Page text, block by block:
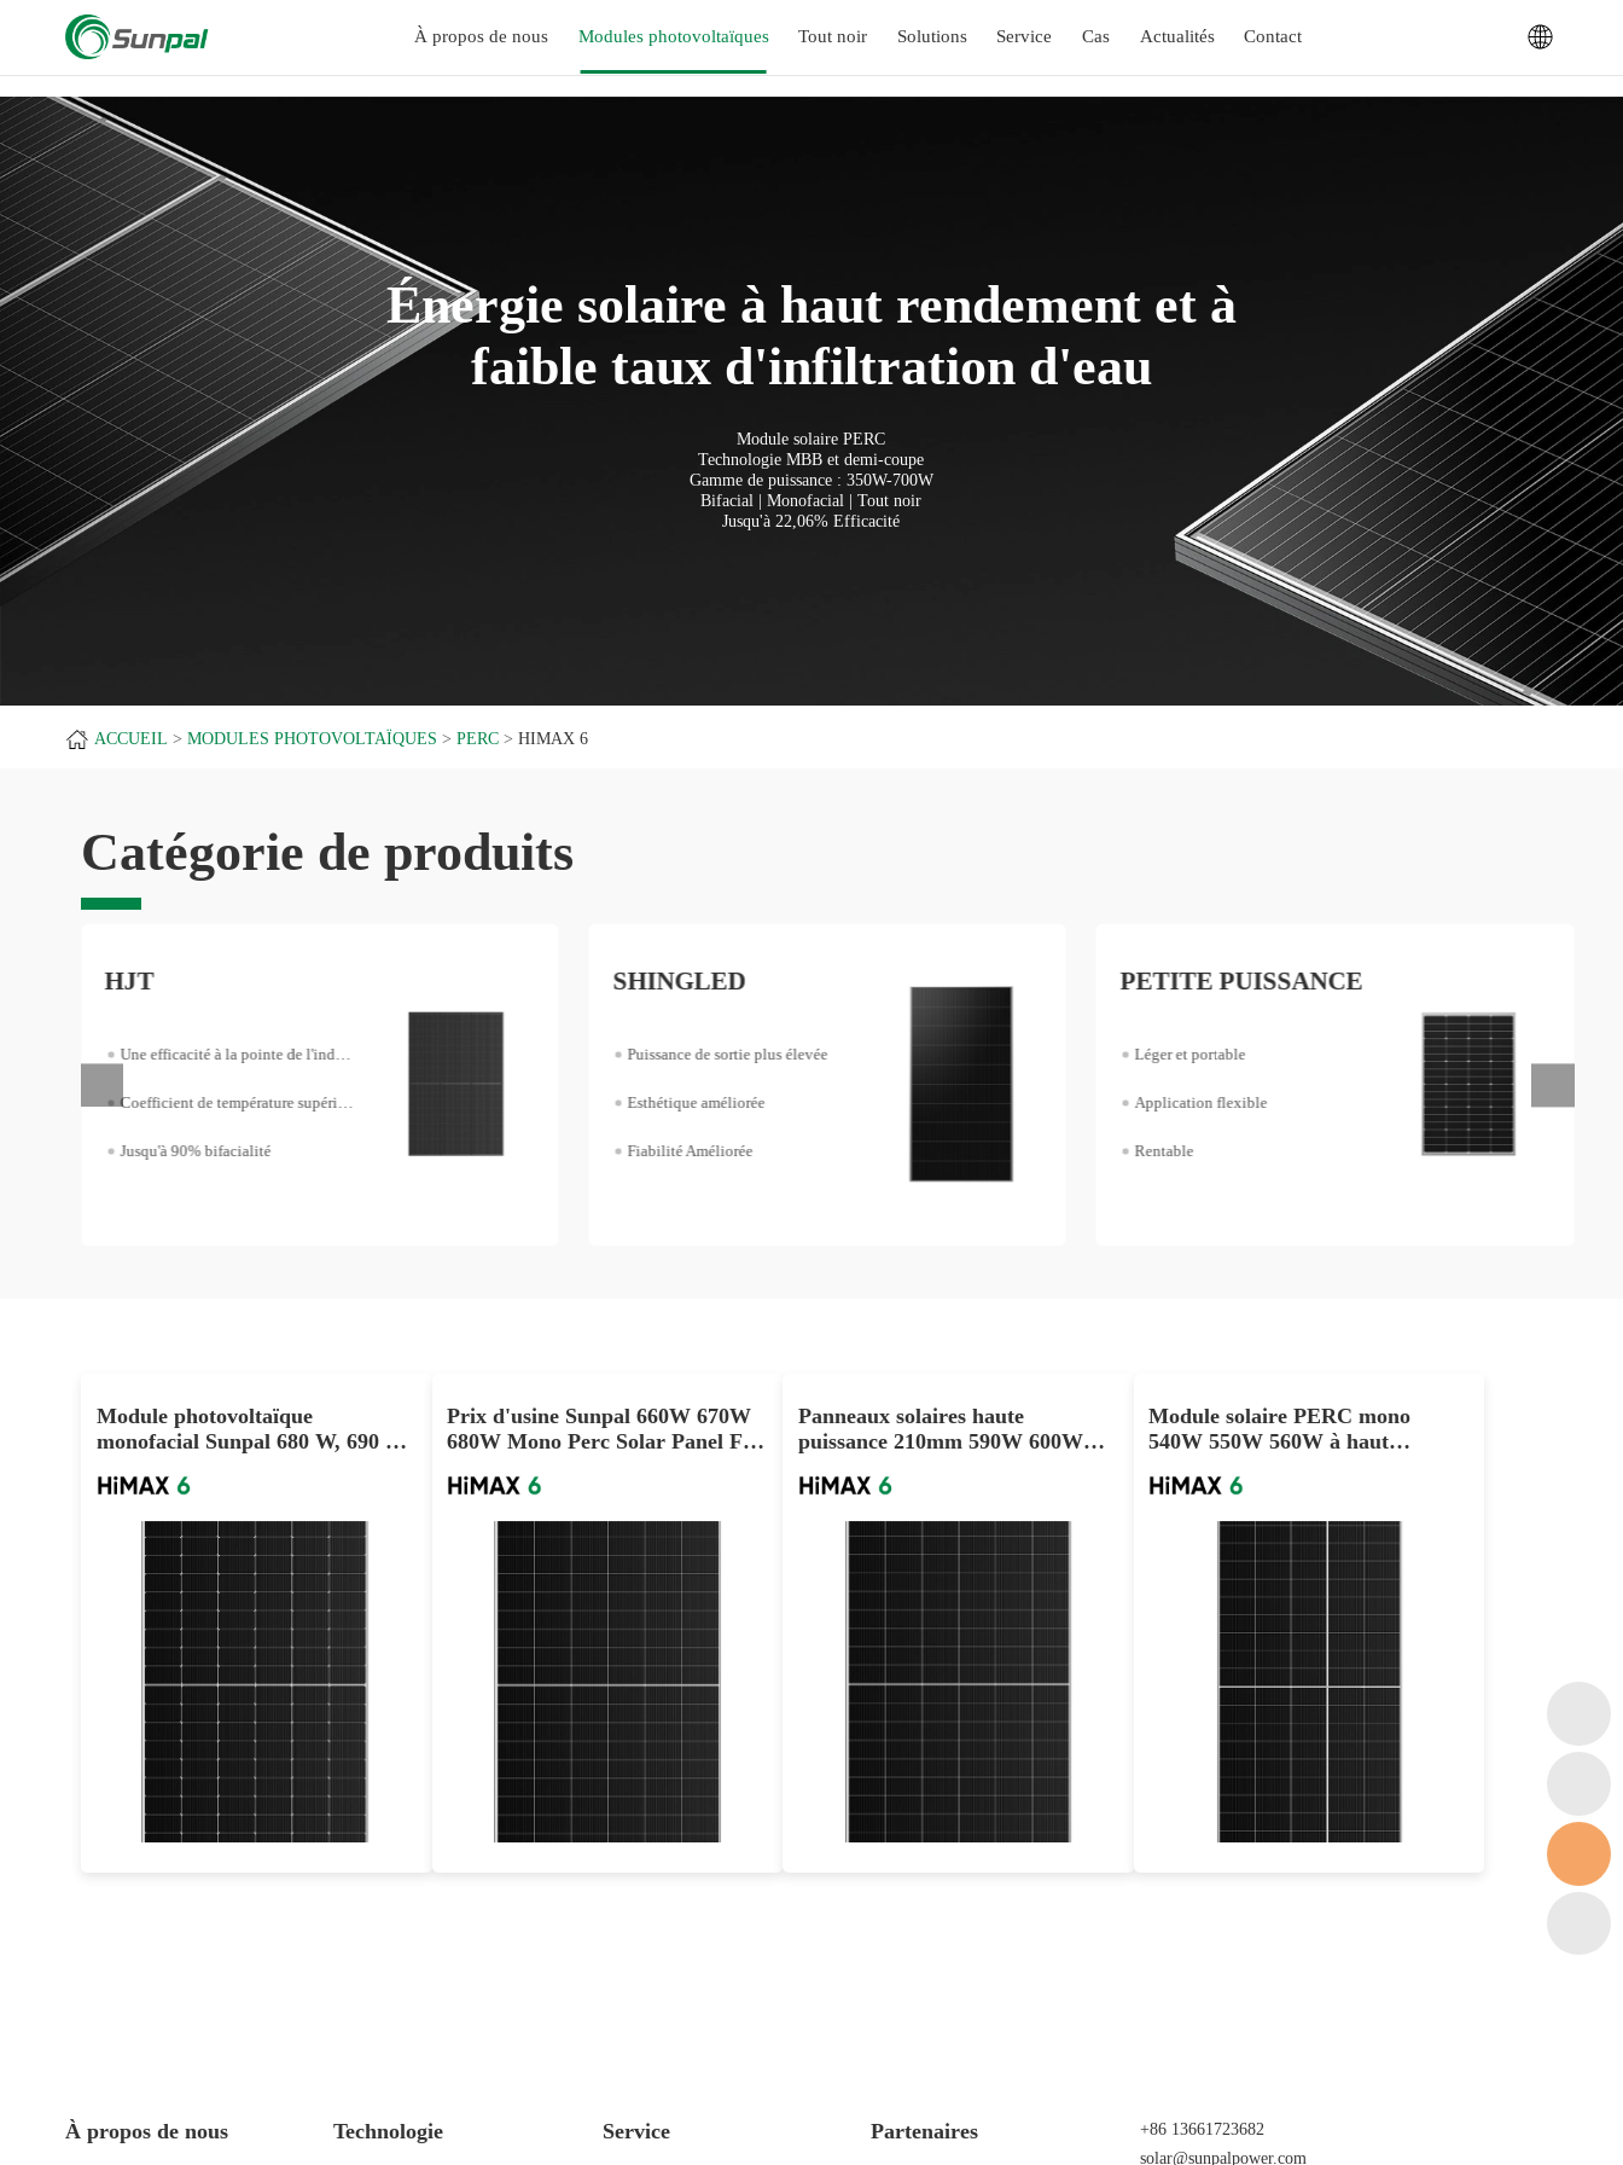
À propos de nous Modules photovoltaïques Tout noir Solutions Service Cas Actualités Contact
Énergie solaire à haut rendement et à
faible taux d'infiltration d'eau
Module solaire PERC
Technologie MBB et demi-coupe
Gamme de puissance : 350W-700W
Bifacial | Monofacial | Tout noir
Jusqu'à 22,06% Efficacité
ACCUEIL MODULES PHOTOVOLTAÏQUES PERC HIMAX 6
Catégorie de produits
HJT
Une efficacité à la pointe de l'industrie
Coefficient de température supérieur
Jusqu'à 90% bifacialité
SHINGLED
Puissance de sortie plus élevée
Esthétique améliorée
Fiabilité Améliorée
PETITE PUISSANCE
Léger et portable
Application flexible
Rentable
Module photovoltaïque
monofacial Sunpal 680 W, 690 W,
projet
675-700W
Warrabty : 25 ans de garantie
Prix d'usine Sunpal 660W 670W
680W Mono Perc Solar Panel For
660-685W
Warrabty : 25 ans de garantie
Panneaux solaires haute
puissance 210mm 590W 600W
Garantie d'alimentation de 25 ans
Module solaire PERC mono
540W 550W 560W à haut
Garantie d'alimentation de 25 ans
À propos de nous Technologie Service Partenaires
+86 13661723682
solar@sunpalpower.com